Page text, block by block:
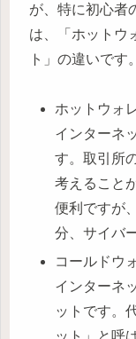
が、特に初心者
は、「ホットウ
ト」の違いです。
ホットウォ
インターネ
す。取引所
考えること
便利ですが
分、サイバ
コールドウ
インターネ
ットです。
ット」と呼